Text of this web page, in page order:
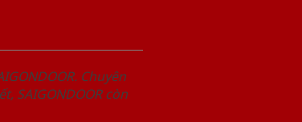
Chuyên
SAIGONDOOR còn